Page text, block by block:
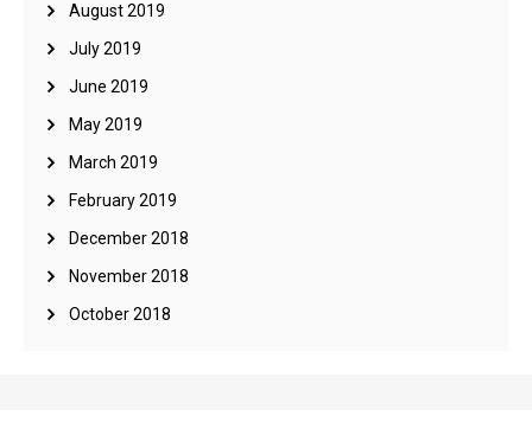
August 2019
July 2019
June 2019
May 2019
March 2019
February 2019
December 2018
November 2018
October 2018